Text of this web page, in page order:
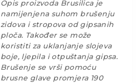
Opis proizvoda Brusilica je
namijenjena suhom brušenju
zidova i stropova od gipsanih
ploča. Također se može
koristiti za uklanjanje slojeva
boje, ljepila i otpuštanja gipsa.
Brušenje se vrši pomoću
brusne glave promjera 190